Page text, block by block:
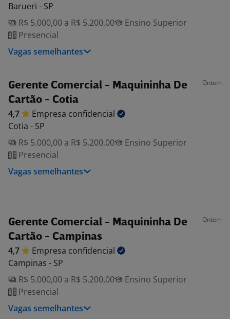
Barueri - SP
R$ 5.000,00 a R$ 5.200,00
Ensino Superior
Presencial
Vagas semelhantes
Gerente Comercial - Maquininha De
Cartão - Cotia
Ontem
4,7 Empresa confidencial
Cotia - SP
R$ 5.000,00 a R$ 5.200,00
Ensino Superior
Presencial
Vagas semelhantes
Gerente Comercial - Maquininha De
Cartão - Campinas
Ontem
4,7 Empresa confidencial
Campinas - SP
R$ 5.000,00 a R$ 5.200,00
Ensino Superior
Presencial
Vagas semelhantes